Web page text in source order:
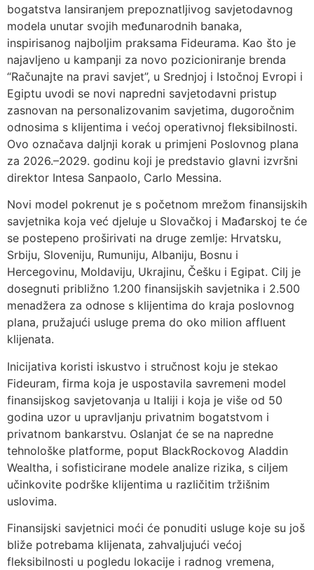
bogatstva lansiranjem prepoznatljivog savjetodavnog
modela unutar svojih međunarodnih banaka,
inspirisanog najboljim praksama Fideurama. Kao što je
najavljeno u kampanji za novo pozicioniranje brenda
“Računajte na pravi savjet”, u Srednjoj i Istočnoj Evropi i
Egiptu uvodi se novi napredni savjetodavni pristup
zasnovan na personalizovanim savjetima, dugoročnim
odnosima s klijentima i većoj operativnoj fleksibilnosti.
Ovo označava daljnji korak u primjeni Poslovnog plana
za 2026.–2029. godinu koji je predstavio glavni izvršni
direktor Intesa Sanpaolo, Carlo Messina.
Novi model pokrenut je s početnom mrežom finansijskih
savjetnika koja već djeluje u Slovačkoj i Mađarskoj te će
se postepeno proširivati na druge zemlje: Hrvatsku,
Srbiju, Sloveniju, Rumuniju, Albaniju, Bosnu i
Hercegovinu, Moldaviju, Ukrajinu, Češku i Egipat. Cilj je
dosegnuti približno 1.200 finansijskih savjetnika i 2.500
menadžera za odnose s klijentima do kraja poslovnog
plana, pružajući usluge prema do oko milion affluent
klijenata.
Inicijativa koristi iskustvo i stručnost koju je stekao
Fideuram, firma koja je uspostavila savremeni model
finansijskog savjetovanja u Italiji i koja je više od 50
godina uzor u upravljanju privatnim bogatstvom i
privatnom bankarstvu. Oslanjat će se na napredne
tehnološke platforme, poput BlackRockovog Aladdin
Wealtha, i sofisticirane modele analize rizika, s ciljem
učinkovite podrške klijentima u različitim tržišnim
uslovima.
Finansijski savjetnici moći će ponuditi usluge koje su još
bliže potrebama klijenata, zahvaljujući većoj
fleksibilnosti u pogledu lokacije i radnog vremena,